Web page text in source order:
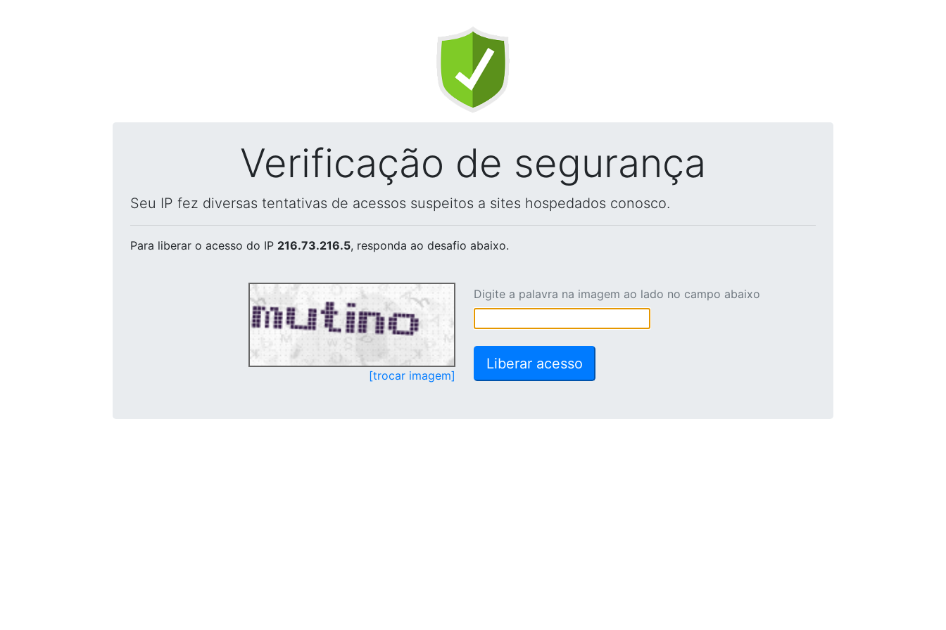
Verificação de segurança
Seu IP fez diversas tentativas de acessos suspeitos a sites hospedados conosco.
Para liberar o acesso do IP 216.73.216.5, responda ao desafio abaixo.
[trocar imagem]
Digite a palavra na imagem ao lado no campo abaixo